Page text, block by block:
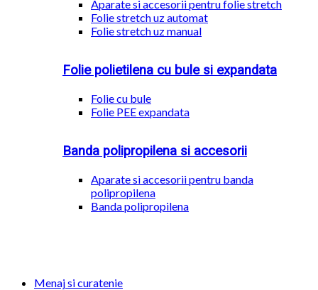
Aparate si accesorii pentru folie stretch
Folie stretch uz automat
Folie stretch uz manual
Folie polietilena cu bule si expandata
Folie cu bule
Folie PEE expandata
Banda polipropilena si accesorii
Aparate si accesorii pentru banda
polipropilena
Banda polipropilena
Menaj si curatenie